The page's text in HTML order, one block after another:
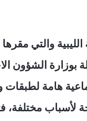
والتي
بوزارة الشؤون
هامة
لأسباب مختلفة،